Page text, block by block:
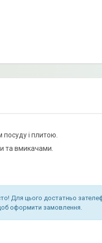
посуду і плитою.
та вмикачами.
Для цього достатньо
оформити замовлення.